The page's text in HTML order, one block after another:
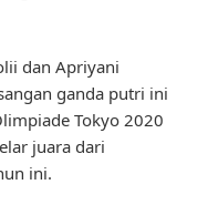
dan Apriyani
ganda putri ini
Tokyo 2020
juara dari
ini.